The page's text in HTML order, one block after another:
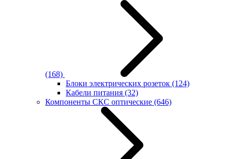
(168)
Блоки электрических розеток (124)
Кабели питания (32)
Компоненты СКС оптические (646)